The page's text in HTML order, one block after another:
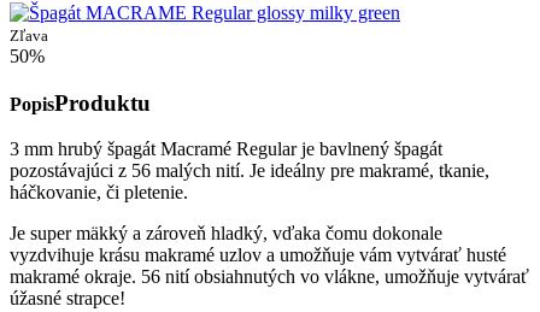
Zľava
50%
PopisProduktu
3 mm hrubý špagát Macramé Regular je bavlnený špagát
pozostávajúci z 56 malých nití. Je ideálny pre makramé, tkanie,
háčkovanie, či pletenie.
Je super mäkký a zároveň hladký, vďaka čomu dokonale
vyzdvihuje krásu makramé uzlov a umožňuje vám vytvárať husté
makramé okraje. 56 nití obsiahnutých vo vlákne, umožňuje vytvárať
úžasné strapce!